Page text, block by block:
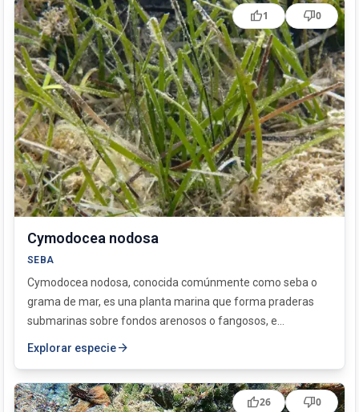
Cymodocea nodosa
SEBA
Cymodocea nodosa, conocida comúnmente como seba o
grama de mar, es una planta marina que forma praderas
submarinas sobre fondos arenosos o fangosos, e...
Explorar especiearrow_forward
thumb_up1 thumb_down0
thumb_up26 thumb_down0